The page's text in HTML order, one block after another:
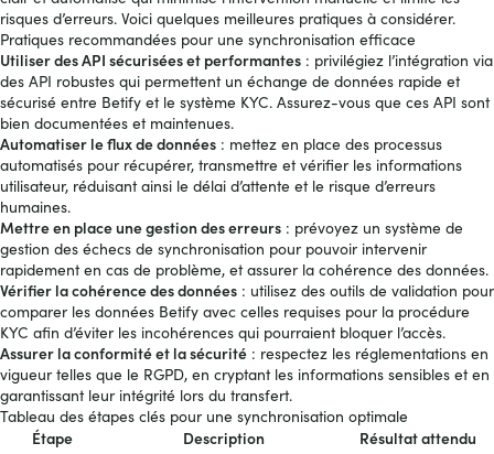
risques d’erreurs. Voici quelques meilleures pratiques à considérer.
Pratiques recommandées pour une synchronisation efficace
Utiliser des API sécurisées et performantes : privilégiez l’intégration via
des API robustes qui permettent un échange de données rapide et
sécurisé entre Betify et le système KYC. Assurez-vous que ces API sont
bien documentées et maintenues.
Automatiser le flux de données : mettez en place des processus
automatisés pour récupérer, transmettre et vérifier les informations
utilisateur, réduisant ainsi le délai d’attente et le risque d’erreurs
humaines.
Mettre en place une gestion des erreurs : prévoyez un système de
gestion des échecs de synchronisation pour pouvoir intervenir
rapidement en cas de problème, et assurer la cohérence des données.
Vérifier la cohérence des données : utilisez des outils de validation pour
comparer les données Betify avec celles requises pour la procédure
KYC afin d’éviter les incohérences qui pourraient bloquer l’accès.
Assurer la conformité et la sécurité : respectez les réglementations en
vigueur telles que le RGPD, en cryptant les informations sensibles et en
garantissant leur intégrité lors du transfert.
Tableau des étapes clés pour une synchronisation optimale
Étape Description Résultat attendu